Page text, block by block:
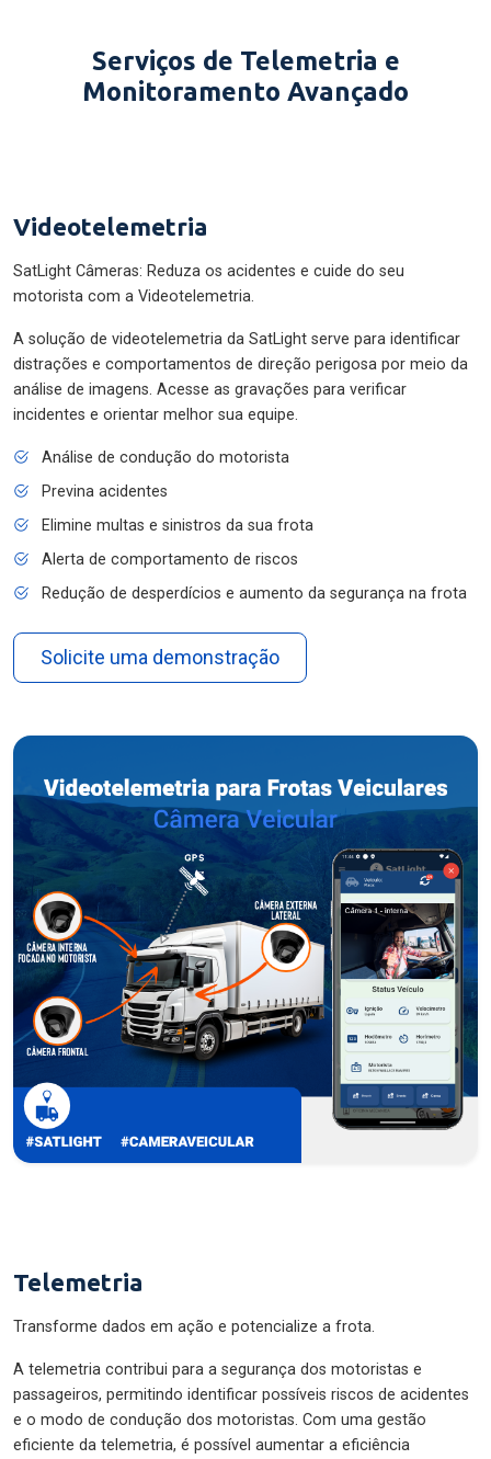
Serviços de Telemetria e
Monitoramento Avançado
Videotelemetria
SatLight Câmeras: Reduza os acidentes e cuide do seu
motorista com a Videotelemetria.
A solução de videotelemetria da SatLight serve para identificar
distrações e comportamentos de direção perigosa por meio da
análise de imagens. Acesse as gravações para verificar
incidentes e orientar melhor sua equipe.
Análise de condução do motorista
Previna acidentes
Elimine multas e sinistros da sua frota
Alerta de comportamento de riscos
Redução de desperdícios e aumento da segurança na frota
Solicite uma demonstração
Telemetria
Transforme dados em ação e potencialize a frota.
A telemetria contribui para a segurança dos motoristas e
passageiros, permitindo identificar possíveis riscos de acidentes
e o modo de condução dos motoristas. Com uma gestão
eficiente da telemetria, é possível aumentar a eficiência